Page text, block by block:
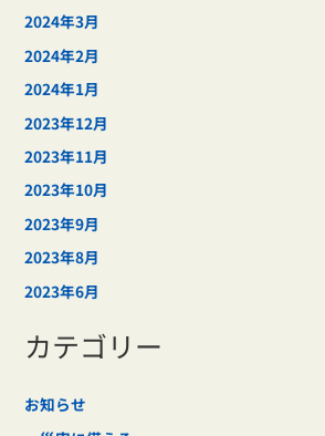
2024年3月
2024年2月
2024年1月
2023年12月
2023年11月
2023年10月
2023年9月
2023年8月
2023年6月
カテゴリー
お知らせ